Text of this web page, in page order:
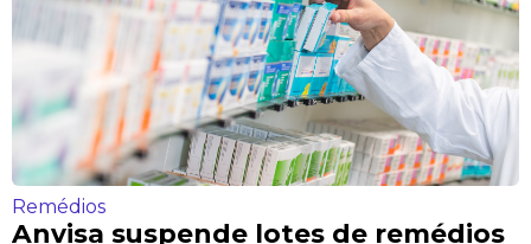
Remédios
Anvisa suspende lotes de remédios